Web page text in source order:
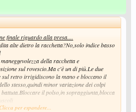
finale riguardo alla presa....
alte dietro la racchetta?No,solo indice basso
della racchetta e
sul rovescio.Ma c'è un di più.Le due
sul retro irrigidiscono la mano e bloccano il
stesso,quindi minor variazione dei colpi
il polso,in sopraggiunta,blocca
Clicca per espandere...